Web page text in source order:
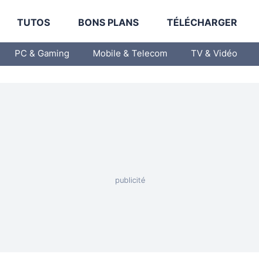
TUTOS BONS PLANS TÉLÉCHARGER
PC & Gaming Mobile & Telecom TV & Vidéo